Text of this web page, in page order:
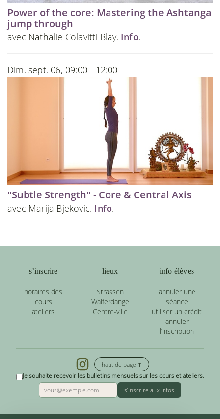
Power of the core: Mastering the Ashtanga
jump through
avec Nathalie Colavitti Blay. Info.
Dim. sept. 06, 09:00 - 12:00
"Subtle Strength" - Core & Central Axis
avec Marija Bjekovic. Info.
s’inscrire
horaires des
cours
ateliers
lieux
Strassen
Walferdange
Centre-ville
info élèves
annuler une
séance
utiliser un crédit
annuler
l’inscription
haut de page ↑
Je souhaite recevoir les bulletins mensuels sur les cours et ateliers.
s’inscrire aux infos